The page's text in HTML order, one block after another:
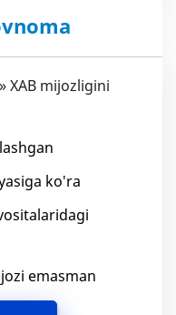
XAB mijozligini
ko'ra
emasman